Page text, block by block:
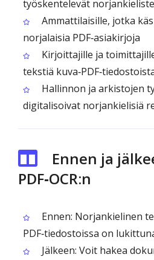
työskentelevät
Ammattilaisille, jotka
norjalaisia PDF‑asiakirjoja
Kirjoittajille ja
tekstiä
Hallinnon ja arkistojen
digitalisoivat norjankielisiä
Ennen ja
PDF‑OCR:n
Ennen: Norjankielinen
PDF‑tiedostoissa on
Jälkeen: Voit hakea